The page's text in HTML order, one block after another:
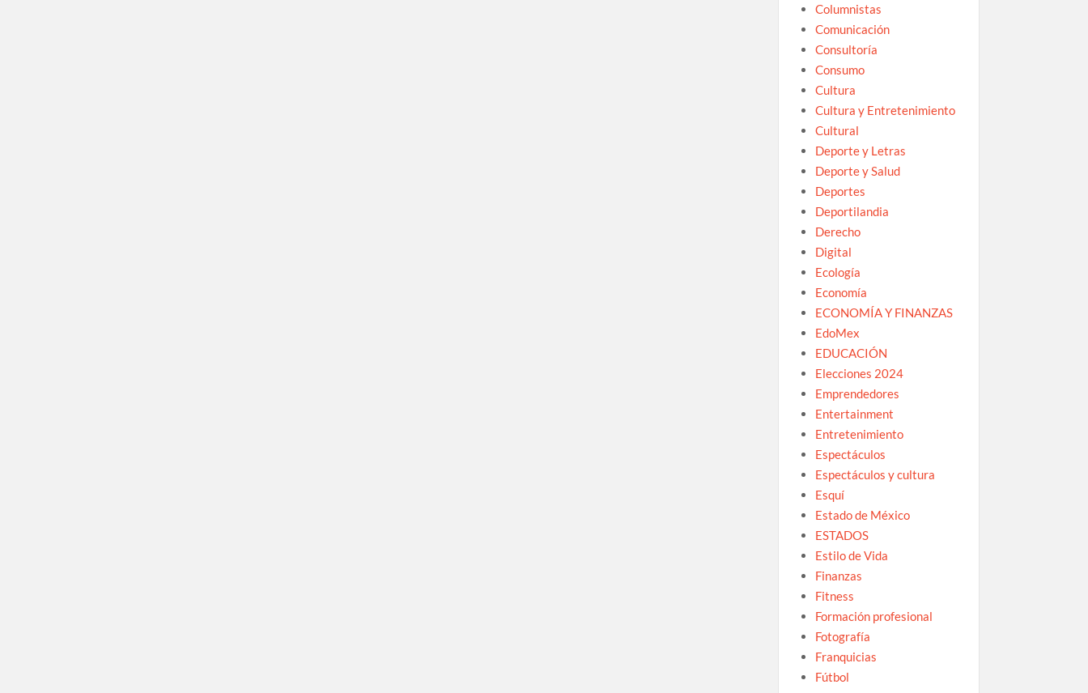
Columnistas
Comunicación
Consultoría
Consumo
Cultura
Cultura y Entretenimiento
Cultural
Deporte y Letras
Deporte y Salud
Deportes
Deportilandia
Derecho
Digital
Ecología
Economía
ECONOMÍA Y FINANZAS
EdoMex
EDUCACIÓN
Elecciones 2024
Emprendedores
Entertainment
Entretenimiento
Espectáculos
Espectáculos y cultura
Esquí
Estado de México
ESTADOS
Estilo de Vida
Finanzas
Fitness
Formación profesional
Fotografía
Franquicias
Fútbol